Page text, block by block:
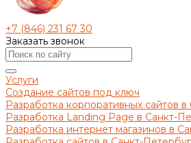
+7 (846) 231 67 30
Заказать звонок
Услуги
Создание сайтов под ключ
Разработка корпоративных сайтов
Разработка Landing Page в Санкт-
Разработка интернет магазинов в